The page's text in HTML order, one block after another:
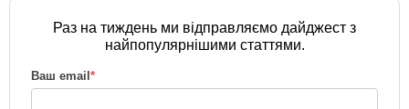
Раз на тиждень ми відправляємо дайджест з
найпопулярнішими статтями.
Ваш email*